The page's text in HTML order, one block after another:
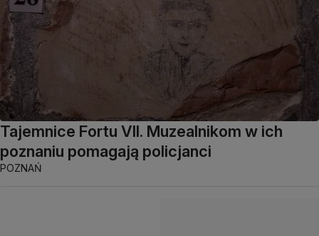
Tajemnice Fortu VII. Muzealnikom w ich
poznaniu pomagają policjanci
POZNAŃ